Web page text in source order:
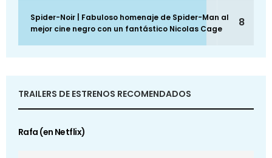
Spider-Noir | Fabuloso homenaje de Spider-Man al
mejor cine negro con un fantástico Nicolas Cage
8
TRAILERS DE ESTRENOS RECOMENDADOS
Rafa (en Netflix)